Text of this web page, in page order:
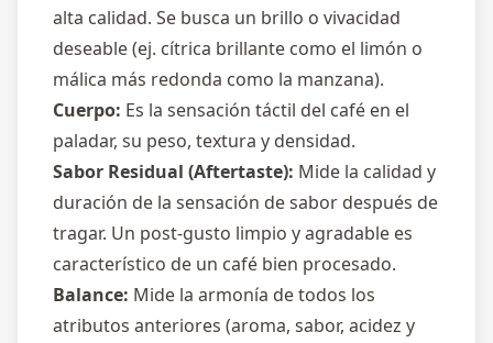
alta calidad. Se busca un brillo o vivacidad
deseable (ej. cítrica brillante como el limón o
málica más redonda como la manzana).
Cuerpo: Es la sensación táctil del café en el
paladar, su peso, textura y densidad.
Sabor Residual (Aftertaste): Mide la calidad y
duración de la sensación de sabor después de
tragar. Un post-gusto limpio y agradable es
característico de un café bien procesado.
Balance: Mide la armonía de todos los
atributos anteriores (aroma, sabor, acidez y